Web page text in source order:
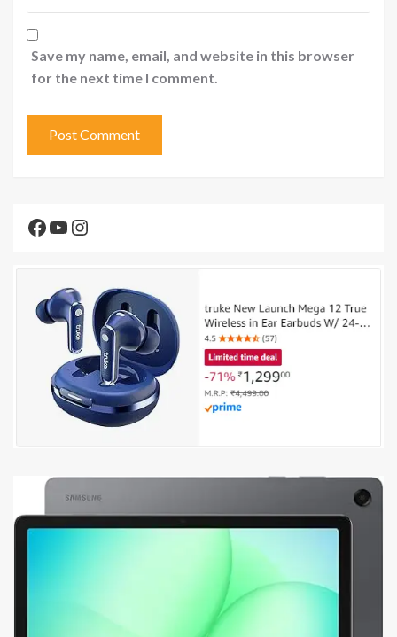
Save my name, email, and website in this browser
for the next time I comment.
Facebook
YouTube
Instagram